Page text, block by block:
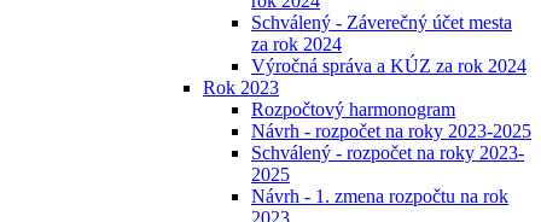
Schválený - Záverečný účet mesta
za rok 2024
Výročná správa a KÚZ za rok 2024
Rok 2023
Rozpočtový harmonogram
Návrh - rozpočet na roky 2023-2025
Schválený - rozpočet na roky 2023-
2025
Návrh - 1. zmena rozpočtu na rok
2023